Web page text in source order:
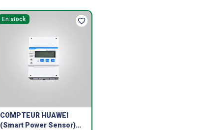
En stock
COMPTEUR HUAWEI
(Smart Power Sensor)